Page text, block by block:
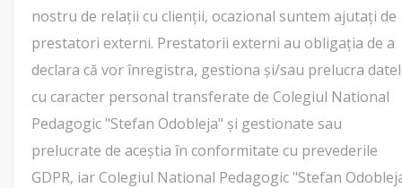
nostru de relații cu clienții, ocazional suntem ajutați de
prestatori externi. Prestatorii externi au obligația de a
declara că vor înregistra, gestiona și/sau prelucra
cu caracter personal transferate de Colegiul National
Pedagogic "Stefan Odobleja" și gestionate sau
prelucrate de aceștia în conformitate cu prevederile
GDPR, iar Colegiul National Pedagogic "Stefan